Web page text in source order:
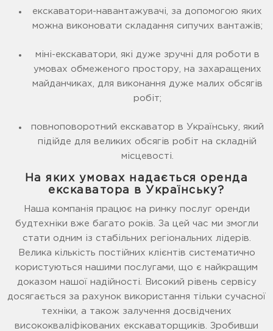
екскаватори-навантажувачі, за допомогою яких
можна виконовати складання сипучих вантажів;
міні-екскаватори, які дуже зручні для роботи в
умовах обмеженого простору, на захаращених
майданчиках, для виконання дуже малих обсягів
робіт;
повноповоротний екскаватор в Українську, який
підійде для великих обсягів робіт на складній
місцевості.
На яких умовах надається оренда
екскаватора в Українську?
Наша компанія працює на ринку послуг оренди
будтехніки вже багато років. За цей час ми змогли
стати одним із стабільних регіональних лідерів.
Велика кількість постійних клієнтів систематично
користуються нашими послугами, що є найкращим
доказом нашої надійності. Високий рівень сервісу
досягається за рахунок використання тільки сучасної
техніки, а також залучення досвідчених
висококваліфікованих екскаваторщиків. Зробивши